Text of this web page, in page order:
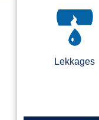
Lekkages